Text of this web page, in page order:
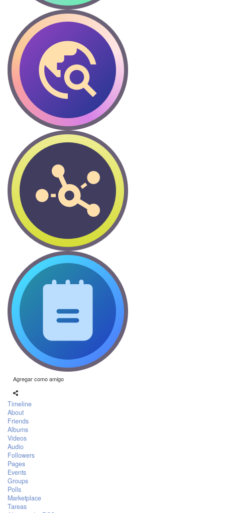
Agregar como amigo
Timeline
About
Friends
Albums
Videos
Audio
Followers
Pages
Events
Groups
Polls
Marketplace
Tareas